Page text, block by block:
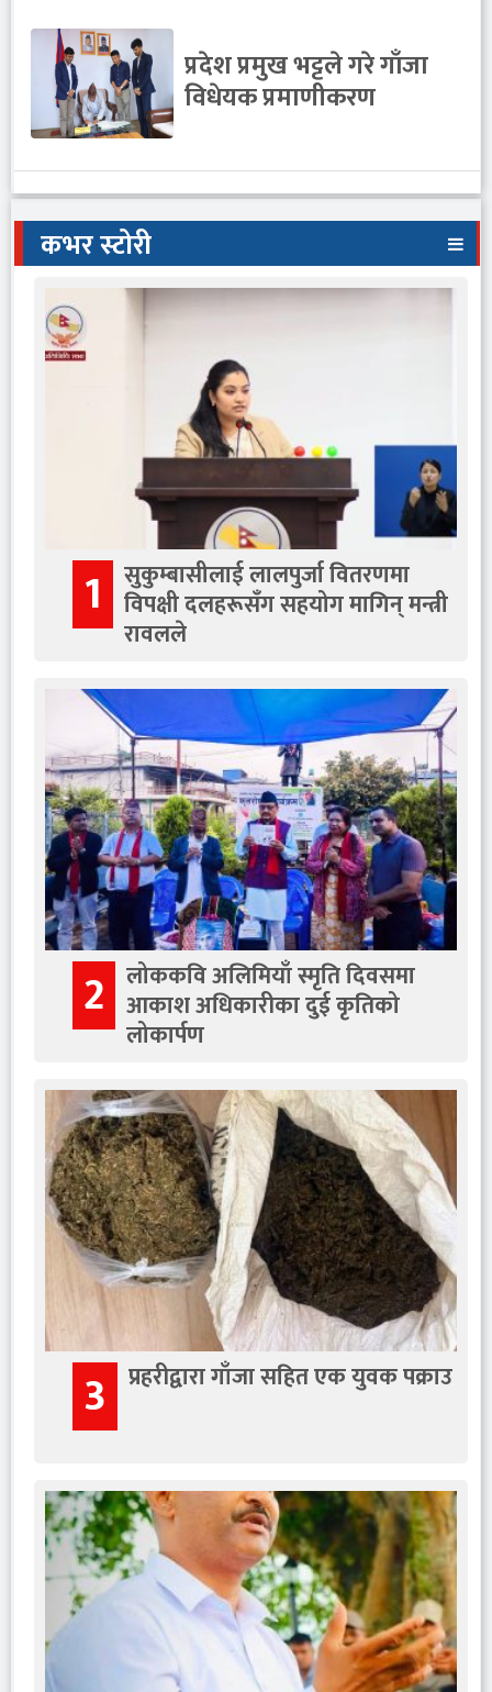
प्रदेश प्रमुख भट्टले गरे गाँजा
विधेयक प्रमाणीकरण
कभर स्टोरी
1 सुकुम्बासीलाई लालपुर्जा वितरणमा
विपक्षी दलहरूसँग सहयोग मागिन् मन्त्री
रावलले
2 लोककवि अलिमियाँ स्मृति दिवसमा
आकाश अधिकारीका दुई कृतिको
लोकार्पण
3 प्रहरीद्वारा गाँजा सहित एक युवक पक्राउ